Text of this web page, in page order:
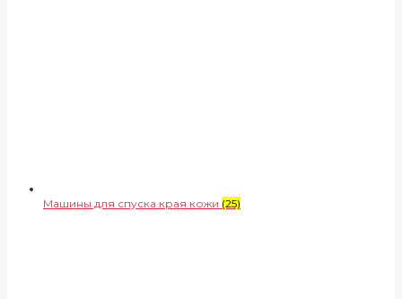
Машины для спуска края кожи (25)